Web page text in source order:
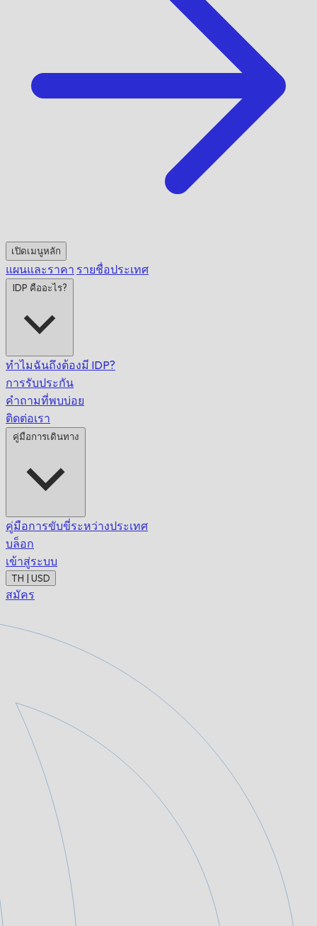
เปิดเมนูหลัก
แผนและราคา รายชื่อประเทศ
IDP คืออะไร?
ทำไมฉันถึงต้องมี IDP?
การรับประกัน
คำถามที่พบบ่อย
ติดต่อเรา
คู่มือการเดินทาง
คู่มือการขับขี่ระหว่างประเทศ
บล็อก
เข้าสู่ระบบ
TH | USD
สมัคร